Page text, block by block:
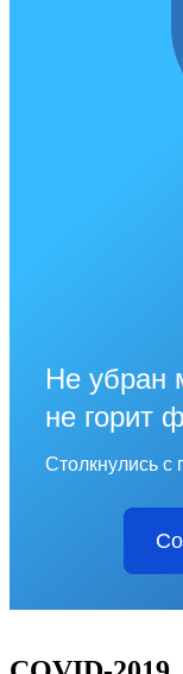
Не убран
не горит
Столкнулись